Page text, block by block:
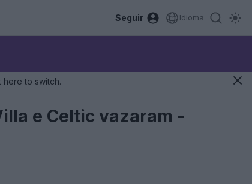
Seguir Idioma
here to switch.
e Celtic vazaram -